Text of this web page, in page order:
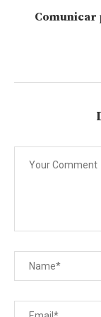
Comunicar